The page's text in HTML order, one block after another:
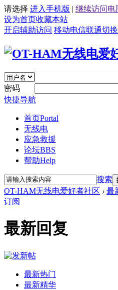
请选择 进入手机版 | 继续访问电
设为首页收藏本站
开启辅助访问 移动电信联通切
密码
快捷导航
首页Portal
无线电
应急救援
论坛BBS
帮助Help
搜索
OT-HAM无线电爱好者社区 › 最
订阅
最新回复
最新热门
最新精华